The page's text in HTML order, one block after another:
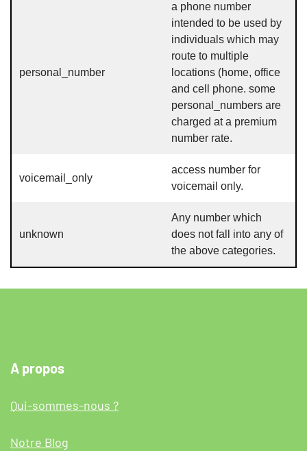
personal_number
a phone number
intended to be used by
individuals which may
route to multiple
locations (home, office
and cell phone. some
personal_numbers are
charged at a premium
number rate.
voicemail_only
access number for
voicemail only.
unknown
Any number which
does not fall into any of
the above categories.
A propos
Qui-sommes-nous ?
Notre Blog